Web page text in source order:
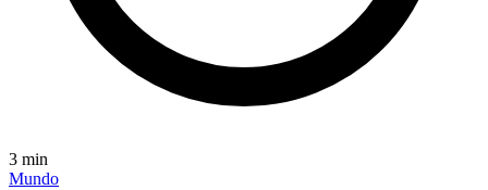
3 min
Mundo